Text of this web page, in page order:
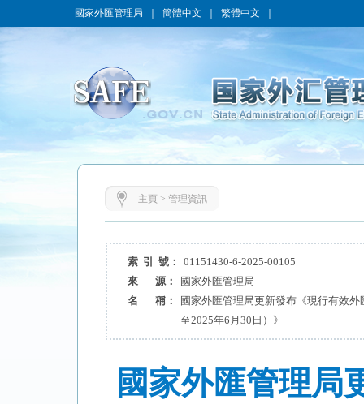
國家外匯管理局 簡體中文 繁體中文
主頁 > 管理資訊
索 引 號：
01151430-6-2025-00105
來 源：
國家外匯管理局
名 稱：
國家外匯管理局更新發布《現行有效
至2025年6月30日）》
國家外匯管理局